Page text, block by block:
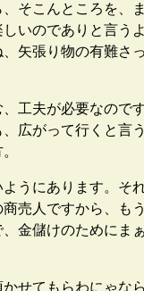
そこんところを、
いのでありと言う
矢張り物の有難さ
工夫が必要なので
広がって行くと言
うにあります。そ
売人ですから、も
金儲けのためにま
てもらわにゃな